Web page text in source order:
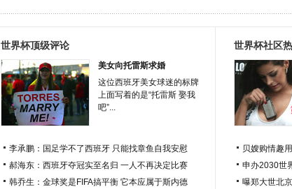
世界杯顶级评论
美女向托雷斯求婚
这位西班牙美女球迷的标牌
上面写着的是“托雷斯 娶我
吧”...
李承鹏：国足学不了西班牙 只能找章鱼自我安慰
郝海东：西班牙夺冠实至名归 一人不再决定比赛
韩乔生：金球奖是FIFA搞平衡 它本应属于斯内德
世界杯社区
贝嫂购情趣
申办2030世
曝郑大世北